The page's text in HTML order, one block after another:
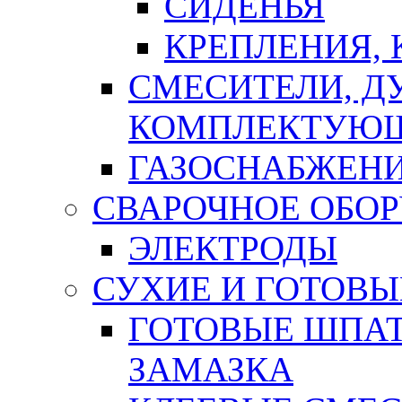
СМЕСИТЕЛИ,
СВАРОЧНОЕ
ЭЛЕКТРОДЫ
СУХИЕ И
ГОТОВЫЕ
ЗАМАЗКА